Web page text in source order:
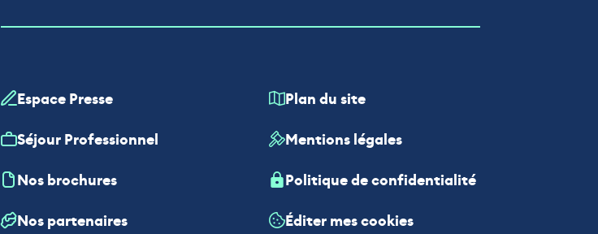
Espace Presse
Séjour Professionnel
Nos brochures
Nos partenaires
Plan du site
Mentions légales
Politique de confidentialité
Éditer mes cookies